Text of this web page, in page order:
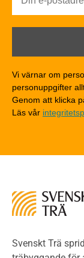
Träytors
Tekniska
Miljöeffekter
LCA
Vi värnar om
personuppgifter
Genom att klicka
Läs vår
Svenskt Trä